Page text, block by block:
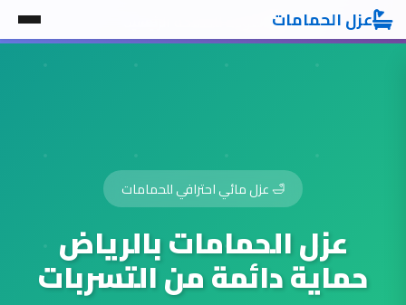
عزل الحمامات
🛁 عزل مائي احترافي للحمامات
عزل الحمامات بالرياض
حماية دائمة من التسربات